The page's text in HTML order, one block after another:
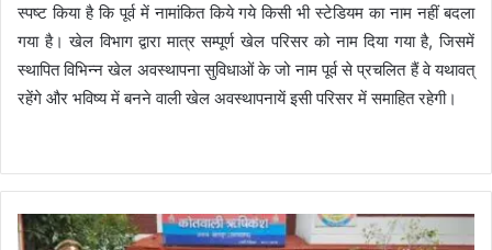
स्पष्ट किया है कि पूर्व में नामांकित किये गये किसी भी स्टेडियम का नाम नहीं बदला
गया है। खेल विभाग द्वारा मात्र सम्पूर्ण खेल परिसर को नाम दिया गया है, जिसमें
स्थापित विभिन्न खेल अवस्थापना सुविधाओं के जो नाम पूर्व से प्रचलित हैं वे यथावत्
रहेंगे और भविष्य में बनने वाली खेल अवस्थापनायें इसी परिसर में समाहित रहेगी।